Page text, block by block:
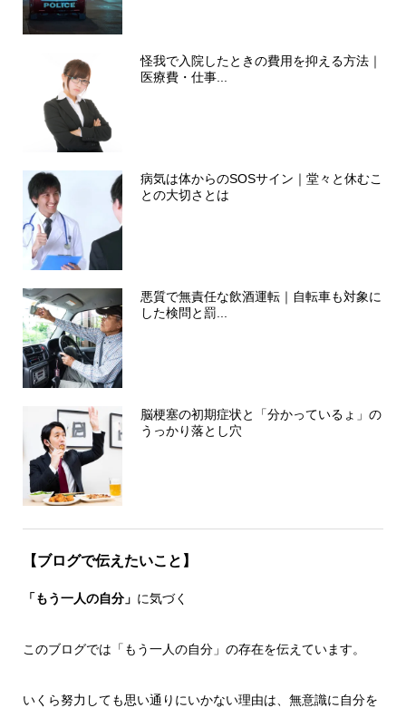
怪我で入院したときの費用を抑える方法｜
医療費・仕事...
病気は体からのSOSサイン｜堂々と休むこ
との大切さとは
悪質で無責任な飲酒運転｜自転車も対象に
した検問と罰...
脳梗塞の初期症状と「分かっているょ」の
うっかり落とし穴
【ブログで伝えたいこと】
「もう一人の自分」 に気づく
このブログでは「もう一人の自分」の存在を伝えています。
いくら努力しても思い通りにいかない理由は、無意識に自分を